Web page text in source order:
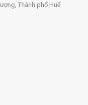
Thành phố Huế